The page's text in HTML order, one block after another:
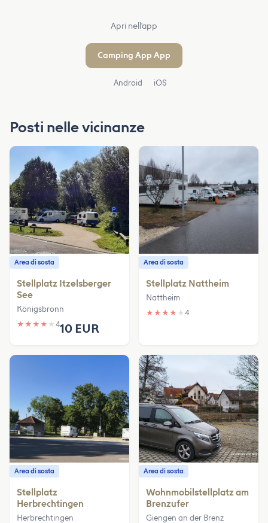
Apri nell'app
Camping App App
Android iOS
Posti nelle vicinanze
Area di sosta
Stellplatz Itzelsberger
See
Königsbronn
★ ★ ★ ★ ★ 410 EUR
Area di sosta
Stellplatz Nattheim
Nattheim
★ ★ ★ ★ ★ 4
Area di sosta
Stellplatz
Herbrechtingen
Herbrechtingen
Area di sosta
Wohnmobilstellplatz am
Brenzufer
Giengen an der Brenz